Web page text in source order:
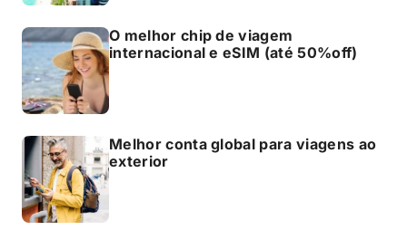
O melhor chip de viagem
internacional e eSIM (até 50%off)
Melhor conta global para viagens ao
exterior